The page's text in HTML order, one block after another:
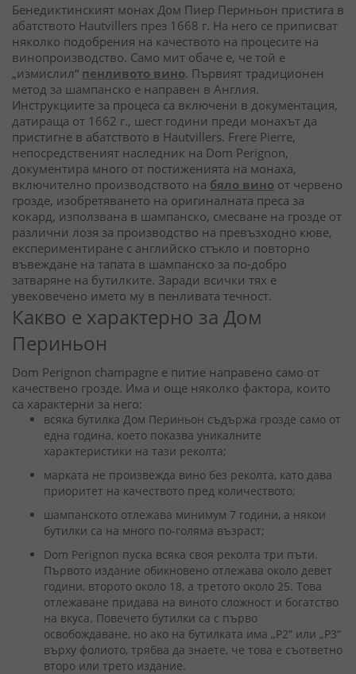
Бенедиктинският монах Дом Пиер Периньон пристига в
абатството Hautvillers през 1668 г. На него се приписват
няколко подобрения на качеството на процесите на
винопроизводство. Само мит обаче е, че той е
„измислил“ пенливото вино. Първият традиционен
метод за шампанско е направен в Англия.
Инструкциите за процеса са включени в документация,
датираща от 1662 г., шест години преди монахът да
пристигне в абатството в Hautvillers. Frere Pierre,
непосредственият наследник на Dom Perignon,
документира много от постиженията на монаха,
включително производството на бяло вино от червено
грозде, изобретяването на оригиналната преса за
кокард, използвана в шампанско, смесване на грозде от
различни лозя за производство на превъзходно кюве,
експериментиране с английско стъкло и повторно
въвеждане на тапата в шампанско за по-добро
затваряне на бутилките. Заради всички тях е
увековечено името му в пенливата течност.
Какво е характерно за Дом
Периньон
Dom Perignon champagne е питие направено само от
качествено грозде. Има и още няколко фактора, които
са характерни за него:
всяка бутилка Дом Периньон съдържа грозде само от
една година, което показва уникалните
характеристики на тази реколта;
марката не произвежда вино без реколта, като дава
приоритет на качеството пред количеството;
шампанското отлежава минимум 7 години, а някои
бутилки са на много по-голяма възраст;
Dom Perignon пуска всяка своя реколта три пъти.
Първото издание обикновено отлежава около девет
години, второто около 18, а третото около 25. Това
отлежаване придава на виното сложност и богатство
на вкуса. Повечето бутилки са с първо
освобождаване, но ако на бутилката има „P2“ или „P3“
върху фолиото, трябва да знаете, че това е съответно
второ или трето издание.